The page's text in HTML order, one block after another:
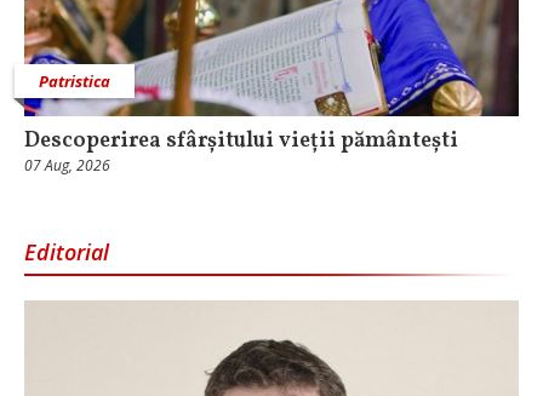
Patristica
Descoperirea sfârșitului vieții pământești
07 Aug, 2026
Editorial